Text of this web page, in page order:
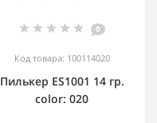
0
Код товара: 100114020
Пилькер ES1001 14 гр.
color: 020